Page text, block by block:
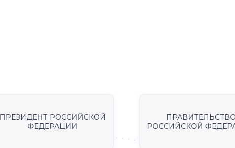
ПРЕЗИДЕНТ РОССИЙСКОЙ
ФЕДЕРАЦИИ
ПРАВИТЕЛЬСТВО
РОССИЙСКОЙ